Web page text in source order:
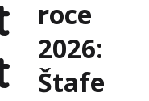
roce
2026:
Štafe